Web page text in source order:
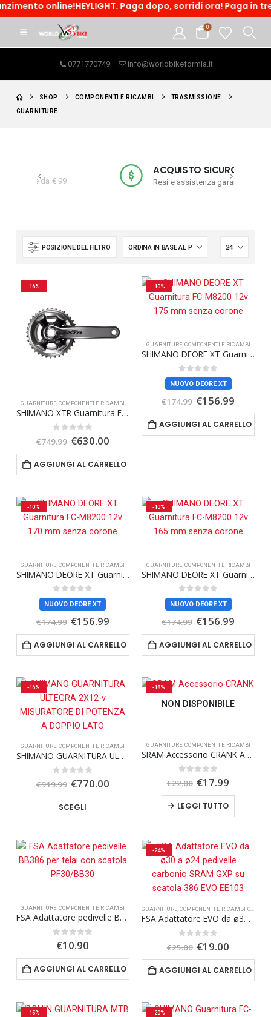
Paga dopo, sorridi ora! Paga in tre rate
0
0771770749 info@worldbikeformia.it
SHOP COMPONENTI E RICAMBI TRASMISSIONE
GUARNITURE
ACQUISTO SICURO
Resi e assistenza garantiti
POSIZIONE DEL FILTRO
-16%
GUARNITURE ,COMPONENTI E RICAMBI
SHIMANO XTR Guarnitura FC-M9000-2 11S 36-26D
Su 5
€749.99 Il
originale
era:
€749.99.
€630.00
attuale
è:
€630.00.
AGGIUNGI AL CARRELLO
-10%
GUARNITURE COMPONENTI E RICAMBI
SHIMANO DEORE XT Guarnitura FC-M8200 12v 175 mm senza corone
0Su 5
NUOVO DEORE XT
€174.99 Il
originale
era:
€174.99.
€156.99
attuale
è:
AGGIUNGI AL CARRELLO
-10%
GUARNITURE ,COMPONENTI E RICAMBI
SHIMANO DEORE XT Guarnitura FC-M8200 12v 170 mm senza corone
0Su 5
NUOVO DEORE XT
€174.99 Il
originale
era:
€174.99.
€156.99
attuale
è:
€156.99.
AGGIUNGI AL CARRELLO
-10%
GUARNITURE COMPONENTI E RICAMBI
SHIMANO DEORE XT Guarnitura FC-M8200 12v 165 mm senza corone
0Su 5
NUOVO DEORE XT
€174.99 Il
originale
era:
€174.99.
€156.99
attuale
è:
AGGIUNGI AL CARRELLO
-16%
GUARNITURE,COMPONENTI E RICAMBI
SHIMANO GUARNITURA ULTEGRA 2X12-v MISURATORE DI POTENZA A DOPPIO LATO
Su 5
€919.99 Il
originale
era:
€919.99.
€770.00
SCEGLI
prodotto
più
varianti.
Le
essere
pagina
del
-18%
NON DISPONIBILE
GUARNITURE,COMPONENTI E RICAMBI
SRAM Accessorio CRANK ARM BOLT SELF-EXTR M18/M30 DUB BLK
Su 5
€22.00 Il
originale
era:
€22.00.
€17.99
€17.99.
LEGGI TUTTO
GUARNITURE ,COMPONENTI E RICAMBI
FSA Adattatore pedivelle BB386 per telai con scatola PF30/BB30
0Su 5
€10.90
AGGIUNGI AL CARRELLO
-24%
GUARNITURE COMPONENTI E RICAMBI OFFERTA SPECIALE
FSA Adattatore EVO da ø30 a ø24 pedivelle carbonio SRAM GXP su scatola 386 EVO EE103
Su 5
€25.00 Il
originale
era:
€25.00.
€19.00
attuale
è:
€19.00.
AGGIUNGI AL CARRELLO
-15% -20%